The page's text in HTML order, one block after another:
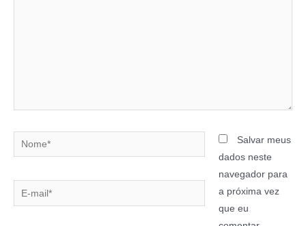
Salvar meus
dados neste
navegador para
a próxima vez
que eu